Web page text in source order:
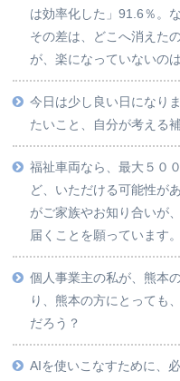
は効率化した」91.6％
その差は、どこへ消えた
が、楽になっていないの
今日は少し良い日になり
たいこと、自分が考える
福祉車両なら、最大５０
ど、いただける可能性が
がご家族やお知り合いが
届くことを願っています。
個人事業主の私が、熊本
り、熊本の方にとっても
だろう？
AIを使いこなすために、